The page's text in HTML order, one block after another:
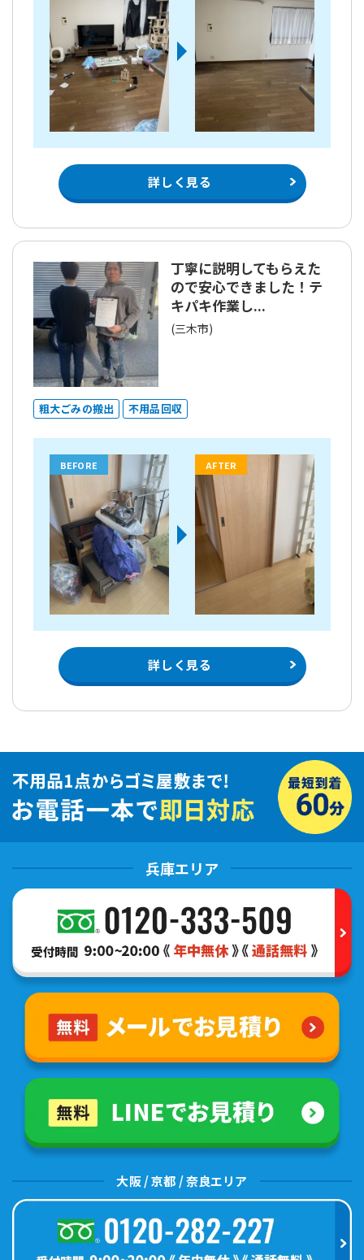
詳しく見る
丁寧に説明してもらえた
ので安心できました！テ
キパキ作業し...
(三木市)
粗大ごみの搬出 不用品回収
BEFORE AFTER
詳しく見る
兵庫エリア
大阪 / 京都 / 奈良エリア